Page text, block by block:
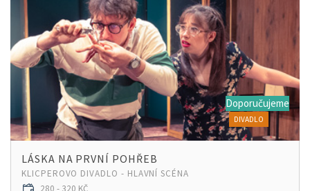
Doporučujeme
DIVADLO
LÁSKA NA PRVNÍ POHŘEB
KLICPEROVO DIVADLO - HLAVNÍ SCÉNA
280 - 320 KČ